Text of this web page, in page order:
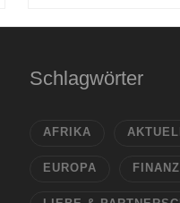
Schlagwörter
AFRIKA
EUROPA